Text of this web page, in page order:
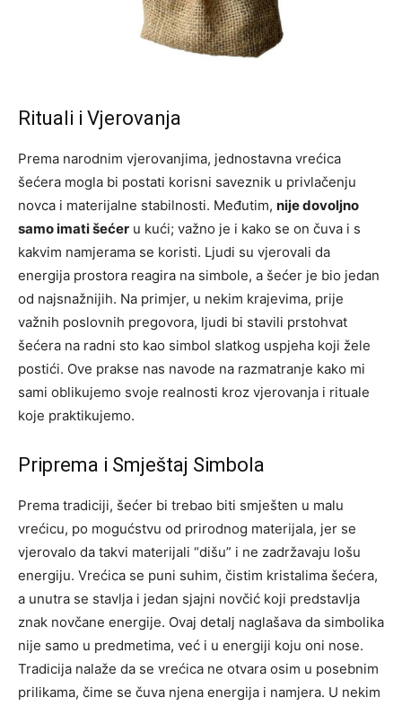
Rituali i Vjerovanja
Prema narodnim vjerovanjima, jednostavna vrećica
šećera mogla bi postati korisni saveznik u privlačenju
novca i materijalne stabilnosti. Međutim, nije dovoljno
samo imati šećer u kući; važno je i kako se on čuva i s
kakvim namjerama se koristi. Ljudi su vjerovali da
energija prostora reagira na simbole, a šećer je bio jedan
od najsnažnijih. Na primjer, u nekim krajevima, prije
važnih poslovnih pregovora, ljudi bi stavili prstohvat
šećera na radni sto kao simbol slatkog uspjeha koji žele
postići. Ove prakse nas navode na razmatranje kako mi
sami oblikujemo svoje realnosti kroz vjerovanja i rituale
koje praktikujemo.
Priprema i Smještaj Simbola
Prema tradiciji, šećer bi trebao biti smješten u malu
vrećicu, po mogućstvu od prirodnog materijala, jer se
vjerovalo da takvi materijali “dišu” i ne zadržavaju lošu
energiju. Vrećica se puni suhim, čistim kristalima šećera,
a unutra se stavlja i jedan sjajni novčić koji predstavlja
znak novčane energije. Ovaj detalj naglašava da simbolika
nije samo u predmetima, već i u energiji koju oni nose.
Tradicija nalaže da se vrećica ne otvara osim u posebnim
prilikama, čime se čuva njena energija i namjera. U nekim